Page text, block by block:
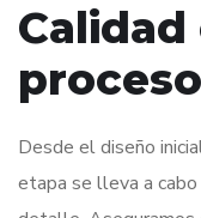
Calidad
Desde el diseño
etapa se lleva a